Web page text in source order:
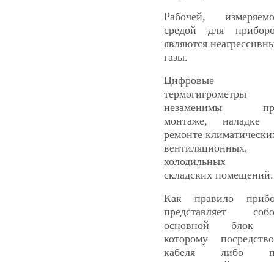
Рабочей,
средой для
являются
газы.
Цифровые
термогигрометры
незаменимы
монтаже, наладке
ремонте
вентиляционных,
холодильных
складских помещений.
Как правило
представляет
основной блок
которому
кабеля либо